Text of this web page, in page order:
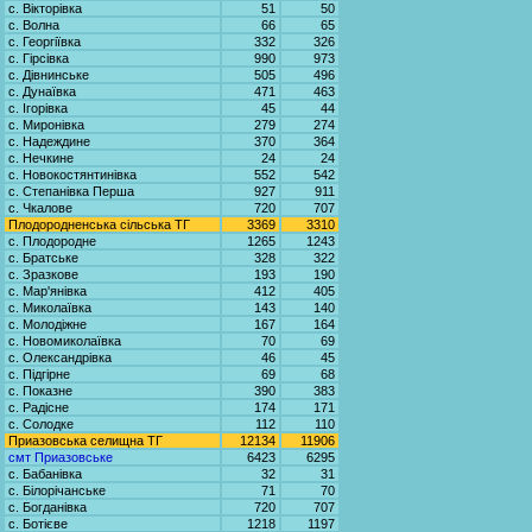
с. Вікторівка
51
50
с. Волна
66
65
с. Георгіївка
332
326
с. Гірсівка
990
973
с. Дівнинське
505
496
с. Дунаївка
471
463
с. Ігорівка
45
44
с. Миронівка
279
274
с. Надеждине
370
364
с. Нечкине
24
24
с. Новокостянтинівка
552
542
с. Степанівка Перша
927
911
с. Чкалове
720
707
Плодородненська сільська ТГ
3369
3310
с. Плодородне
1265
1243
с. Братське
328
322
с. Зразкове
193
190
с. Мар'янівка
412
405
с. Миколаївка
143
140
с. Молодіжне
167
164
с. Новомиколаївка
70
69
с. Олександрівка
46
45
с. Підгірне
69
68
с. Показне
390
383
с. Радісне
174
171
с. Солодке
112
110
Приазовська селищна ТГ
12134
11906
смт Приазовське
6423
6295
с. Бабанівка
32
31
с. Білорічанське
71
70
с. Богданівка
720
707
с. Ботієве
1218
1197